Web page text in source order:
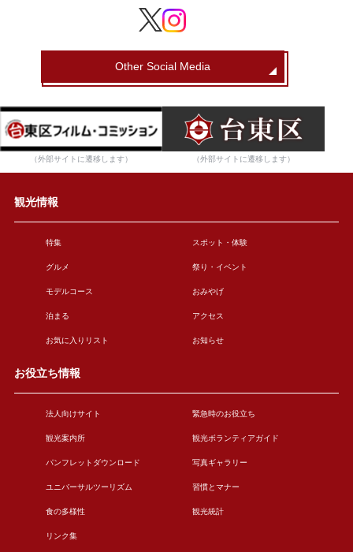
Other Social Media
（外部サイトに遷移します） （外部サイトに遷移します）
観光情報
特集 スポット・体験
グルメ 祭り・イベント
モデルコース おみやげ
泊まる アクセス
お気に入りリスト お知らせ
お役立ち情報
法人向けサイト 緊急時のお役立ち
観光案内所 観光ボランティアガイド
パンフレットダウンロード 写真ギャラリー
ユニバーサルツーリズム 習慣とマナー
食の多様性 観光統計
リンク集